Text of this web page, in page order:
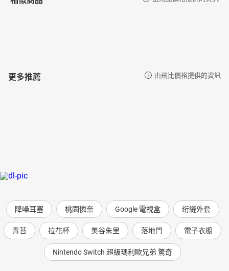
更多推薦 由飛比價格提供的資訊
降噪耳塞 桃園憐奈 Google 電視盒 绗縫外套
青苔 拉花杯 美谷朱里 落地門 電子衣櫥
Nintendo Switch 超級瑪利歐兄弟 驚奇